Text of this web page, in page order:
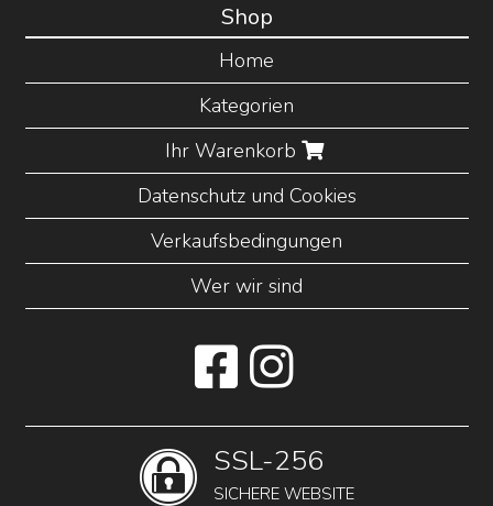
Shop
Home
Kategorien
Ihr Warenkorb
Datenschutz und Cookies
Verkaufsbedingungen
Wer wir sind
SSL-256
SICHERE WEBSITE